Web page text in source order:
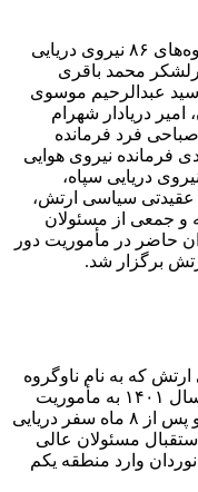
صبح دیروز، آئین رسمی استقبال از ناوگروه‌های ۸۶ نیروی دریایی
محمد باقری
عبدالرحیم موسوی
دریادار شهرام
صباحی فرد فرمانده
فرمانده نیروی هوایی
دریایی سپاه،
سیاسی ارتش،
و جمعی از مسئولان
حاضر در مأموریت دور
برگزار شد.
۸۶ نیروی دریایی ارتش که به نام ناوگروه
۳۶۰ نیز شناخته می‌شود، از شهریور ماه سال ۱۴۰۱ به مأموریت
دریانوردی دور کره زمین اعزام شده بود و پس از ۸ ماه سفر دریایی
ماه با استقبال مسئولان عالی
وارد منطقه یکم